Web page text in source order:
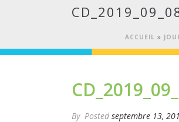
ACCUEIL »
By Posted septembre 13,